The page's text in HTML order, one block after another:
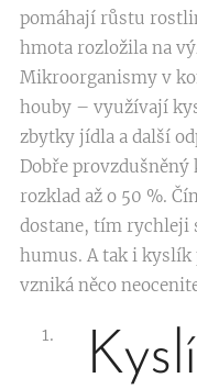
pomáhají růstu
hmota rozložila na
Mikroorganismy v
houby – využívají
zbytky jídla a další
Dobře
rozklad až o 50 %.
dostane, tím rychleji
humus. A tak i kyslík
vzniká něco